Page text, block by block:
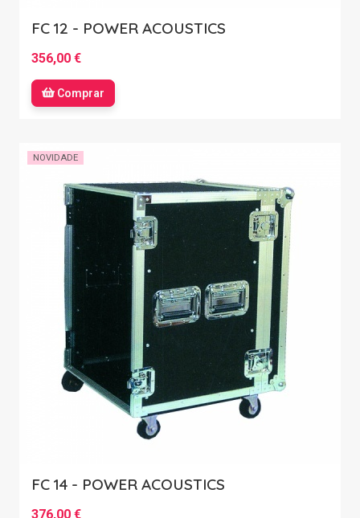
FC 12 - POWER ACOUSTICS
356,00 €
Comprar
NOVIDADE
FC 14 - POWER ACOUSTICS
376,00 €